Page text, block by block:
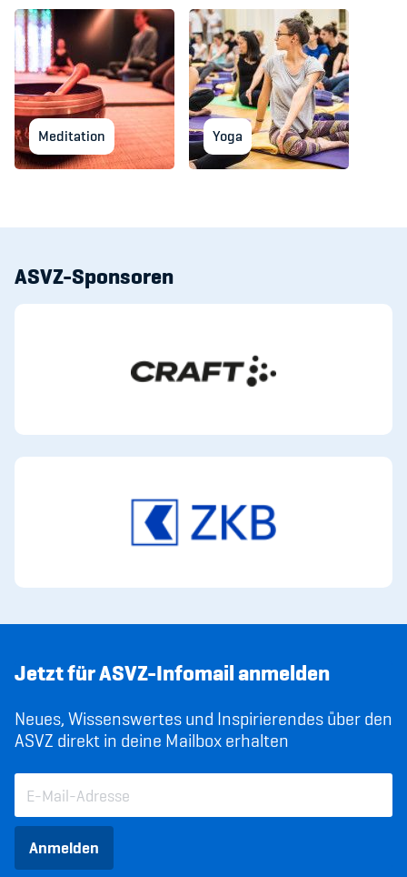
Meditation Yoga
ASVZ-Sponsoren
Jetzt für ASVZ-Infomail anmelden
Neues, Wissenswertes und Inspirierendes über den
ASVZ direkt in deine Mailbox erhalten
Anmelden